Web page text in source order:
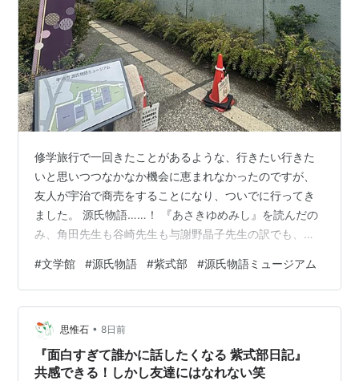
竹河
橋姫
椎が本
総角
早蕨
東屋
浮舟
蜻蛉
手習
夢の浮橋
第１部 桐壺〜藤裏葉
光源氏を主人公とし、その誕生から、幼年期・青年期・
壮年期を描く。運命の紆余曲折を経ながら、光源氏が准
太上天皇に上り詰めるまでを、さまざまな女たちとの色
修学旅行で一回きたことがあるような、行きたい行きた
いと思いつつなかなか機会に恵まれなかったのですが、
友人が宇治で商売をすることになり、ついでに行ってき
ました。 源氏物語……！ 『あさきゆめみし』を読んだの
み、角田先生も谷崎先生も与謝野晶子先生の訳でも、も
物語。 映画は観ました！ 雷蔵の！ 石山寺にも行った
し、ほかにも紫式部ゆかりの〜的場所に行ってるので準
備万端である。しかしタイミングがね……。 宇治十帖と
いうことで宇治にあるのですが、源氏の世界観を展示で
わかりやすく説明してくれてます。なので、ファンとし
ては（ぼくまだ完読してないけど！）やはり行…
#文学館 #源氏物語 #紫式部 #源氏物語ミュージアム
思惟石 • 8日前
『面白すぎて誰かに話したくなる 紫式部日記』
共感できる！しかし友達にはなれない笑